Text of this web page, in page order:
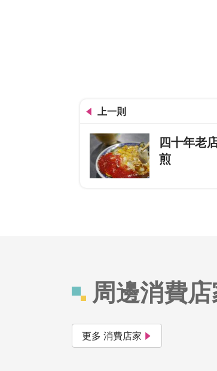
上一則
四十年老
煎
周邊消費
更多 消費店家